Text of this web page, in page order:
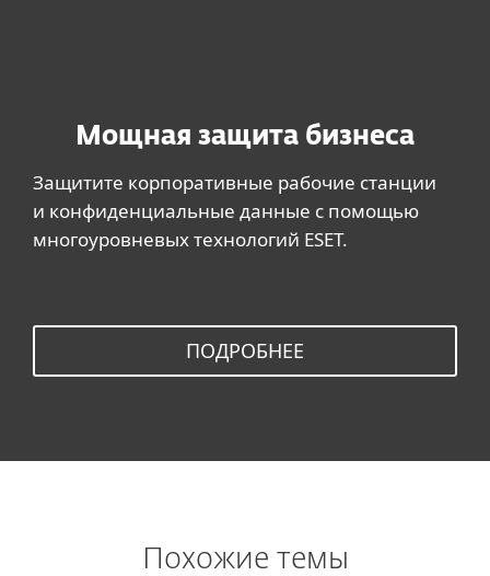
Мощная защита бизнеса
Защитите корпоративные рабочие станции
и конфиденциальные данные с помощью
многоуровневых технологий ESET.
ПОДРОБНЕЕ
Похожие темы